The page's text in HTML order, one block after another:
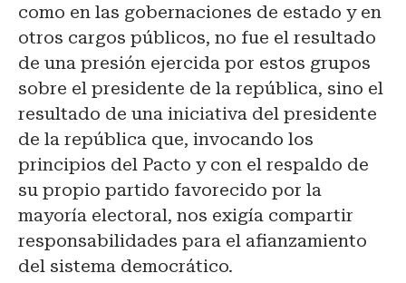
como en las gobernaciones de estado y en
otros cargos públicos, no fue el resultado
de una presión ejercida por estos grupos
sobre el presidente de la república, sino el
resultado de una iniciativa del presidente
de la república que, invocando los
principios del Pacto y con el respaldo de
su propio partido favorecido por la
mayoría electoral, nos exigía compartir
responsabilidades para el afianzamiento
del sistema democrático.